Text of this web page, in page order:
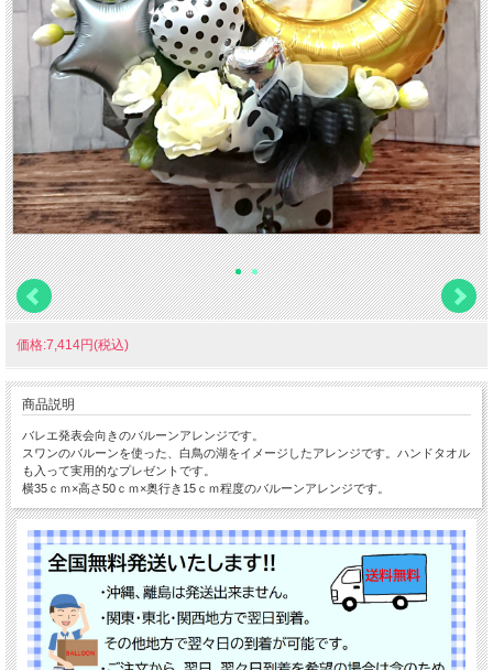
価格:7,414円(税込)
商品説明
バレエ発表会向きのバルーンアレンジです。
スワンのバルーンを使った、白鳥の湖をイメージしたアレンジです。ハンドタオル
も入って実用的なプレゼントです。
横35ｃｍ×高さ50ｃｍ×奥行き15ｃｍ程度のバルーンアレンジです。